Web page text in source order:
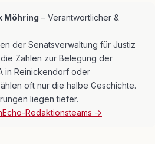
Möhring – Verantwortlicher &
der Senatsverwaltung für Justiz
Zahlen zur Belegung der
in Reinickendorf oder
oft nur die halbe Geschichte.
liegen tiefer.
Redaktionsteams →